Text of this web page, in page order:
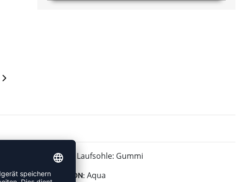
MATERIAL: Laufsohle: Gummi
KOLLEKTION: Aqua